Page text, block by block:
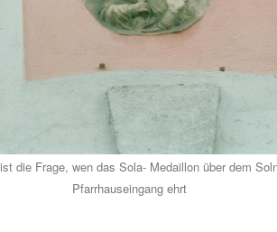
die Frage, wen das Sola- Medaillon über dem
Pfarrhauseingang ehrt